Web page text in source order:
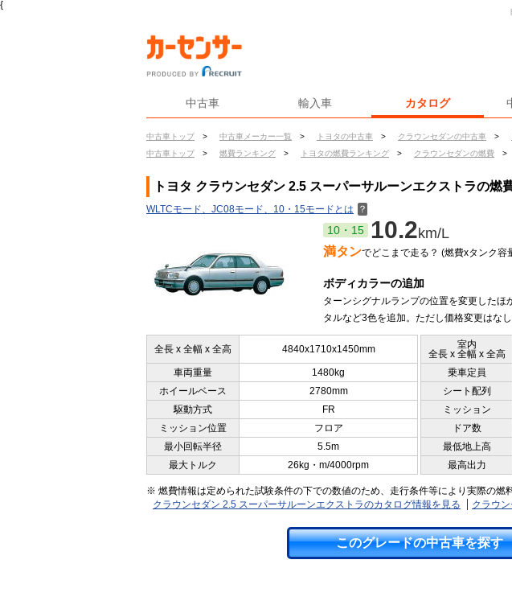
{
中古車 輸入車 カタログ
中古車トップ > 中古車メーカー一覧 > トヨタの中古車 > クラウンセダンの中古車 >
中古車トップ
> 燃費ランキング > トヨタの燃費ランキング > クラウンセダンの燃費 >
トヨタ クラウンセダン 2.5 スーパーサルーンエクストラの燃
WLTCモード、JC08モード、10・15モードとは ？
10・15 10.2km/L
満タンでどこまで走る？ (燃費xタンク容
ボディカラーの追加
ターンシグナルランプの位置を変更した
タルなど3色を追加。ただし価格変更はなし
全長 x 全幅 x 全高 4840x1710x1450mm
室内
全長 x 全幅 x 全高
車両重量 1480kg 乗車定員
ホイールベース
2780mm シート配列
駆動方式
FR ミッション
ミッション位置
フロア ドア数
最小回転半径
5.5m 最低地上高
最大トルク
26kg・m/4000rpm 最高出力
※ 燃費情報は定められた試験条件の下での数値のため、走行条件等により実際の燃
クラウンセダン 2.5 スーパーサルーンエクストラのカタログ情報を見る
クラウ
このグレードの中古車を探す